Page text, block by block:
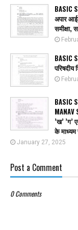
BASIC
अपार
समीक्षा,
BASIC
परिषदीय
BASIC
MANAV
’ख’ ’ग’
के
January 27, 2025
Post a Comment
0 Comments